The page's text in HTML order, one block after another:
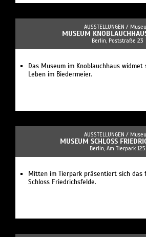
AUSSTELLUNGEN /
MUSEUM
Berlin, Poststraße 23
Das Museum im Knoblauchhaus
Leben im Biedermeier.
AUSSTELLUNGEN /
MUSEUM SCHLOSS
Berlin, Am Tierpark 125
Mitten im Tierpark präsentiert sich das
Schloss Friedrichsfelde.